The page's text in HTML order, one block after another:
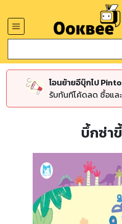
โอนย้ายอีบุ๊กไป
รับทันทีโค้ดลด ซื้อแล
บึ้กซ่า